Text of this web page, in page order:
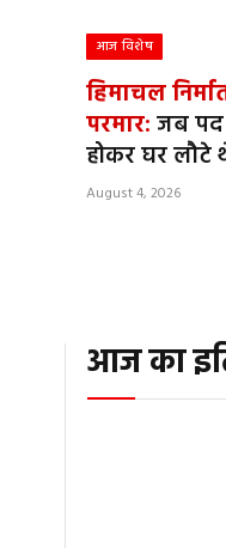
आज विशेष
हिमाचल
परमार:
होकर घर लौटे
563 रुपये
August 4, 2026
आज का